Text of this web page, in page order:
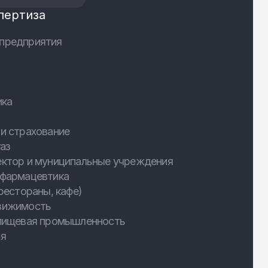
страхование
и муниципальные учреждения
кафе)
промышленность